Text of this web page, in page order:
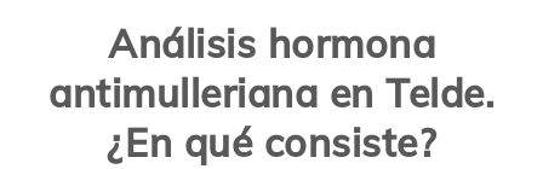
Análisis hormona
antimulleriana en Telde.
¿En qué consiste?